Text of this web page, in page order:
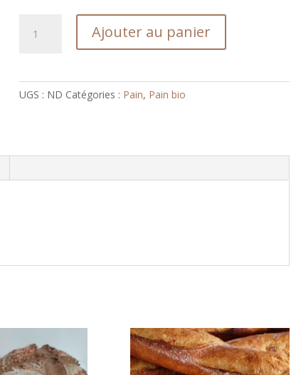
Ajouter au panier
UGS : ND Catégories : Pain, Pain bio